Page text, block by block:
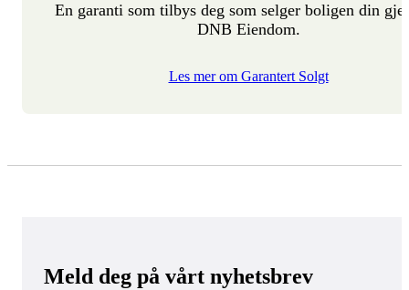
En garanti som tilbys deg som selger boligen din
DNB Eiendom.
Les mer om Garantert Solgt
Meld deg på vårt nyhetsbrev